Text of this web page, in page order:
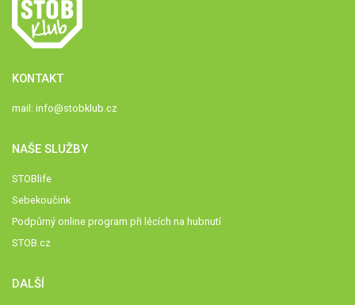
KONTAKT
mail: info@stobklub.cz
NAŠE SLUŽBY
STOBlife
Sebekoučink
Podpůrný online program při lécích na hubnutí
STOB.cz
DALŠÍ